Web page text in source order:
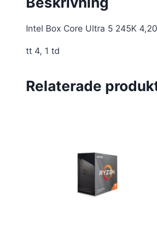
Intel Box Core Ultra 5 245K
tt 4, 1 td
Relaterade